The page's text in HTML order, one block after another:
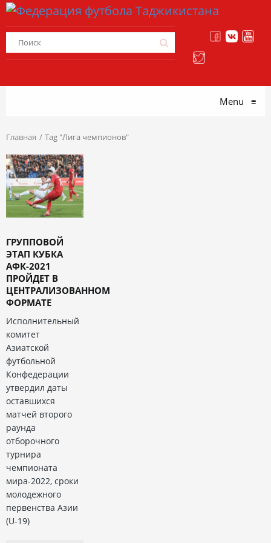
Menu ≡
Главная Tag "Лига чемпионов"
ГРУППОВОЙ
ЭТАП КУБКА
АФК-2021
ПРОЙДЕТ В
ЦЕНТРАЛИЗОВАННОМ
ФОРМАТЕ
Исполнительный
комитет
Азиатской
футбольной
Конфедерации
утвердил даты
оставшихся
матчей второго
раунда
отборочного
турнира
чемпионата
мира-2022, сроки
молодежного
первенства Азии
(U-19)